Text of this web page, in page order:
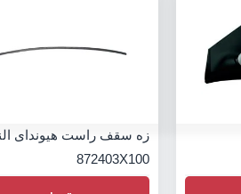
زه سقف راست هیوندای
872403X100